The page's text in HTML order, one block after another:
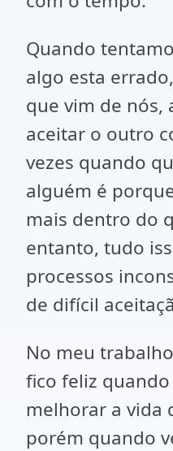
Quando
algo esta
que vim de nós,
aceitar o outro
vezes quando
alguém é
mais dentro do
entanto, tudo
processos
de difícil
No meu
fico feliz
melhorar a vida
porém quando